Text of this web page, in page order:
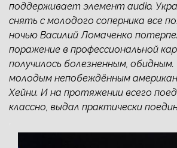
поддерживает элемент audio.
снять с молодого соперника все
ночью Василий Ломаченко
поражение в профессиональной
получилось болезненным, обидным.
молодым непобеждённым
Хейни. И на протяжении всего
классно, выдал практически